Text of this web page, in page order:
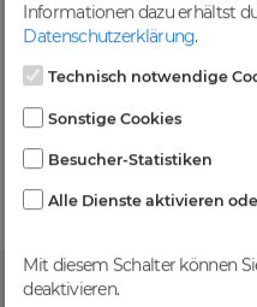
Level und zzgl. MwSt falls
Kein Gebotsverfahren
Einfaches System -
Informationen dazu erhältst
Datenschutzerklärung.
Technisch notwendige
Sonstige Cookies
Besucher-Statistiken
Alle Dienste aktivieren
Mit diesem Schalter können
deaktivieren.